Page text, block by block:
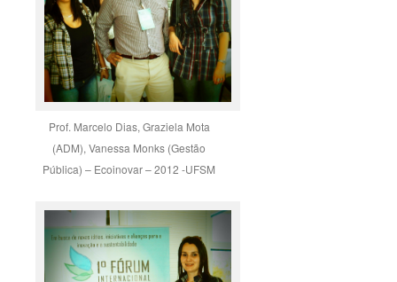
Prof. Marcelo Dias, Graziela Mota
(ADM), Vanessa Monks (Gestão
Pública) – Ecoinovar – 2012 -UFSM